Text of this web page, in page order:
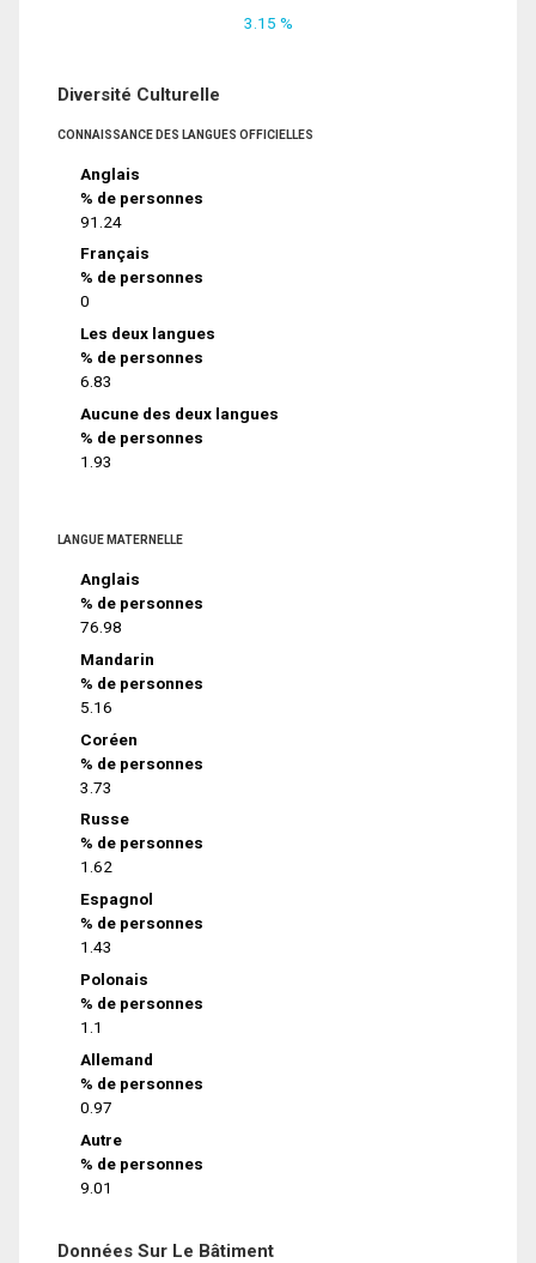
3.15 %
Diversité Culturelle
CONNAISSANCE DES LANGUES OFFICIELLES
Anglais
% de personnes
91.24
Français
% de personnes
0
Les deux langues
% de personnes
6.83
Aucune des deux langues
% de personnes
1.93
LANGUE MATERNELLE
Anglais
% de personnes
76.98
Mandarin
% de personnes
5.16
Coréen
% de personnes
3.73
Russe
% de personnes
1.62
Espagnol
% de personnes
1.43
Polonais
% de personnes
1.1
Allemand
% de personnes
0.97
Autre
% de personnes
9.01
Données Sur Le Bâtiment